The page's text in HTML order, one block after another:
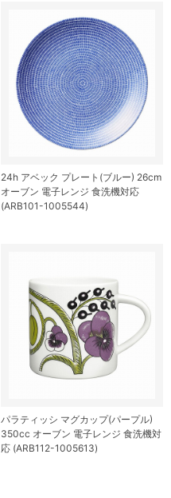
24h アベック プレート(ブルー) 26cm
オーブン 電子レンジ 食洗機対応
(ARB101-1005544)
パラティッシ マグカップ(パープル)
350cc オーブン 電子レンジ 食洗機対
応 (ARB112-1005613)